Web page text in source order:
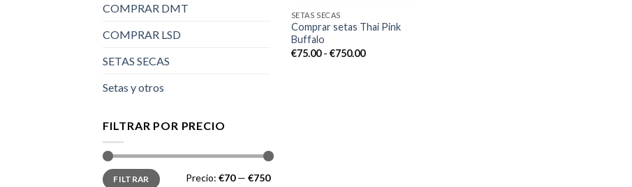
COMPRAR DMT
COMPRAR LSD
SETAS SECAS
Setas y otros
FILTRAR POR PRECIO
Precio
mínimo
Precio
máximo
FILTRAR Precio: €70— €750
SETAS SECAS
Comprar setas Thai Pink
Buffalo
€75.00 - €750.00Rango